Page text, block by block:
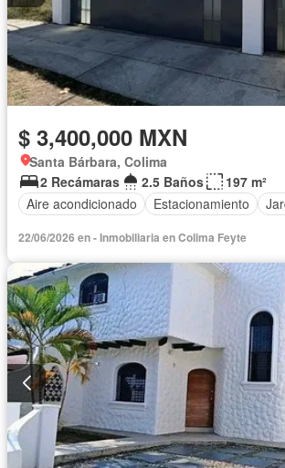
$ 3,400,000 MXN
Santa Bárbara, Colima
2 Recámaras
2.5 Baños
197 m²
Aire acondicionado
Estacionamiento
22/06/2026 en - Inmobiliaria en Colima Feyte